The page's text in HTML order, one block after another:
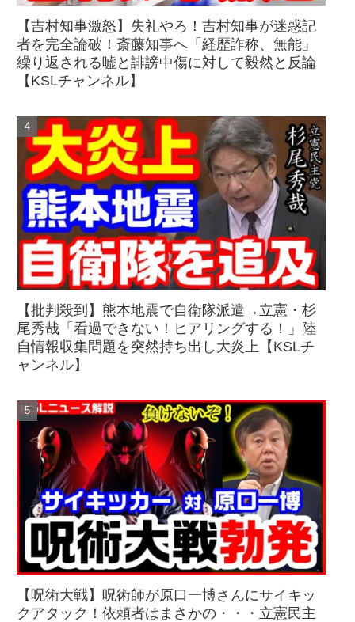
【吉村知事激怒】失礼やろ！吉村知事が迷惑記
者を完全論破！斎藤知事へ「経歴詐称、無能」
繰り返される嘘と誹謗中傷に対して毅然と反論
【KSLチャンネル】
【批判殺到】熊本地震で自衛隊派遣→立憲・杉
尾秀哉「看過できない！ヒアリングする！」陸
自情報収集問題を突然持ち出し大炎上【KSLチ
ャンネル】
【呪術大戦】呪術師が原口一博さんにサイキッ
クアタック！依頼者はまさかの・・・立憲民主